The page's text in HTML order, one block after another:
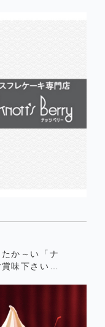
か～い「ナ
味下さい。